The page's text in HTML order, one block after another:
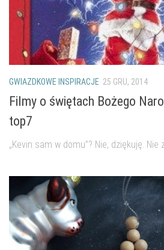
GWIAZDKOWE INSPIRACJE 25 GRU, 2014
Filmy o świętach Bożego
top7
„Kevin sam w domu”? Nie, dziękuję. Nie